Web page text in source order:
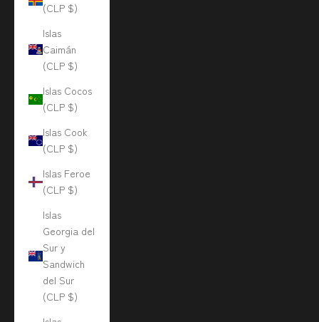
(CLP $)
Islas
Caimán
(CLP $)
Islas Cocos
(CLP $)
Islas Cook
(CLP $)
Islas Feroe
(CLP $)
Islas
Georgia del
Sur y
Sandwich
del Sur
(CLP $)